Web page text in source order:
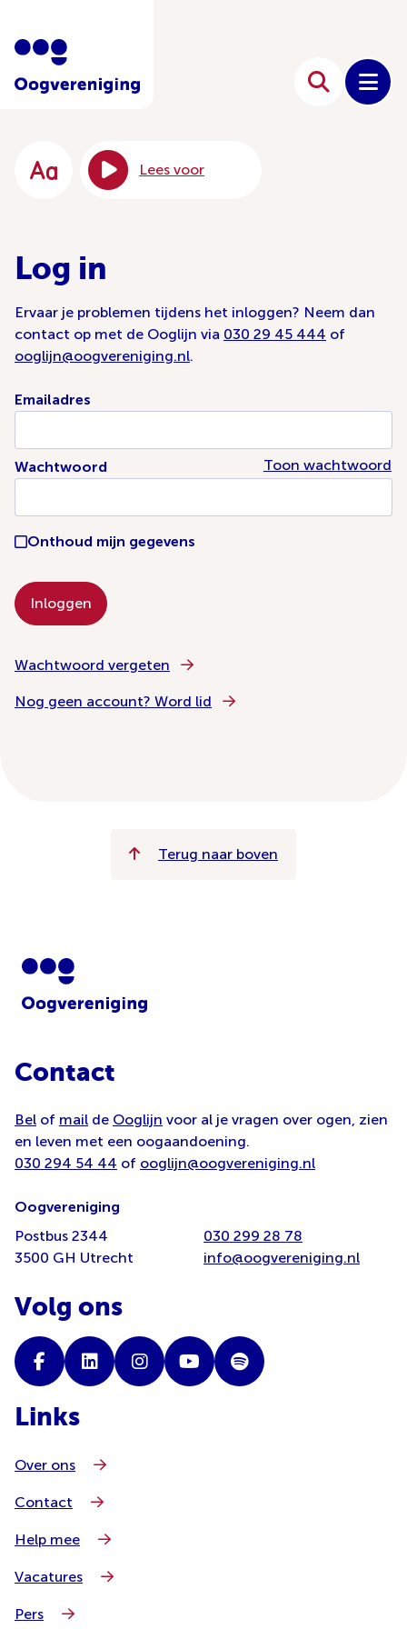
Lees voor
Log in
Ervaar je problemen tijdens het inloggen? Neem dan
contact op met de Ooglijn via 030 29 45 444 of
ooglijn@oogvereniging.nl.
Emailadres
Wachtwoord Toon wachtwoord
Onthoud mijn gegevens
Wachtwoord vergeten
Nog geen account? Word lid
Terug naar boven
Contact
Bel of mail de Ooglijn voor al je vragen over ogen, zien
en leven met een oogaandoening.
030 294 54 44 of ooglijn@oogvereniging.nl
Oogvereniging
Postbus 2344
3500 GH Utrecht
030 299 28 78
info@oogvereniging.nl
Volg ons
Links
Over ons
Contact
Help mee
Vacatures
Pers